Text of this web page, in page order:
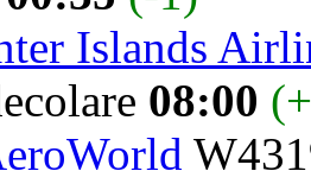
Islands
08:00